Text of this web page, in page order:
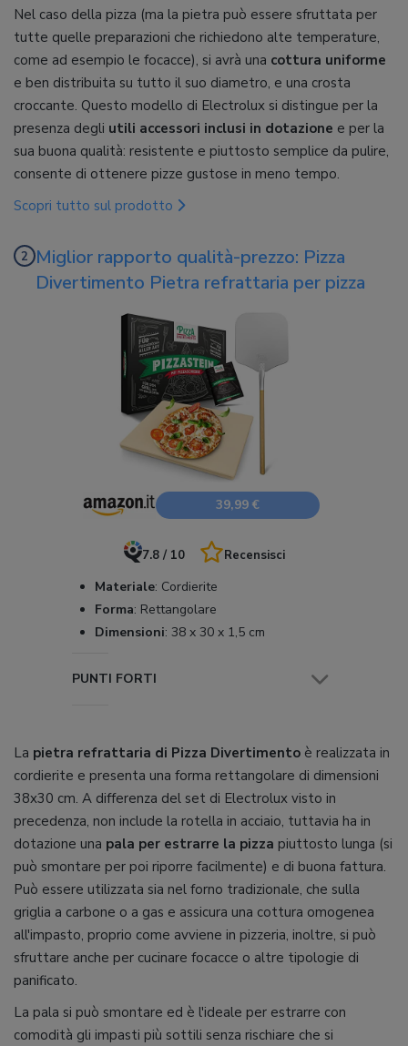
Nel caso della pizza (ma la pietra può essere sfruttata per
tutte quelle preparazioni che richiedono alte temperature,
come ad esempio le focacce), si avrà una cottura uniforme
e ben distribuita su tutto il suo diametro, e una crosta
croccante. Questo modello di Electrolux si distingue per la
presenza degli utili accessori inclusi in dotazione e per la
sua buona qualità: resistente e piuttosto semplice da pulire,
consente di ottenere pizze gustose in meno tempo.
Scopri tutto sul prodotto
Miglior rapporto qualità-prezzo: Pizza
Divertimento Pietra refrattaria per pizza
39,99 €
7.8 / 10 Recensisci
Materiale: Cordierite
Forma: Rettangolare
Dimensioni: 38 x 30 x 1,5 cm
PUNTI FORTI
La pietra refrattaria di Pizza Divertimento è realizzata in
cordierite e presenta una forma rettangolare di dimensioni
38x30 cm. A differenza del set di Electrolux visto in
precedenza, non include la rotella in acciaio, tuttavia ha in
dotazione una pala per estrarre la pizza piuttosto lunga (si
può smontare per poi riporre facilmente) e di buona fattura.
Può essere utilizzata sia nel forno tradizionale, che sulla
griglia a carbone o a gas e assicura una cottura omogenea
all'impasto, proprio come avviene in pizzeria, inoltre, si può
sfruttare anche per cucinare focacce o altre tipologie di
panificato.
La pala si può smontare ed è l'ideale per estrarre con
comodità gli impasti più sottili senza rischiare che si